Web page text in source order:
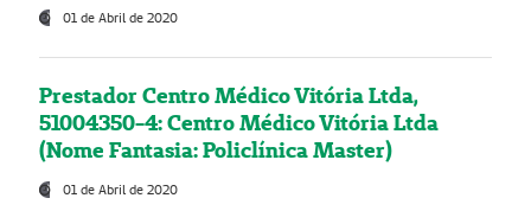
01 de Abril de 2020
Prestador Centro Médico Vitória Ltda,
51004350-4: Centro Médico Vitória Ltda
(Nome Fantasia: Policlínica Master)
01 de Abril de 2020